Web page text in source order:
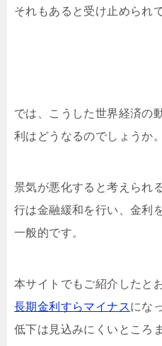
それもあると受け止められ
では、こうした世界経済の
利はどうなるのでしょうか。
景気が悪化すると考えられ
行は金融緩和を行い、金利
一般的です。
本サイトでもご紹介したと
長期金利すらマイナスにな
低下は見込みにくいところ